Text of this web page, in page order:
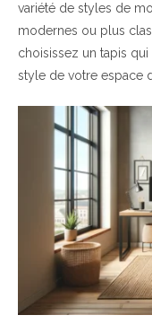
variété de styles de
modernes ou plus
choisissez un tapis
style de votre espace